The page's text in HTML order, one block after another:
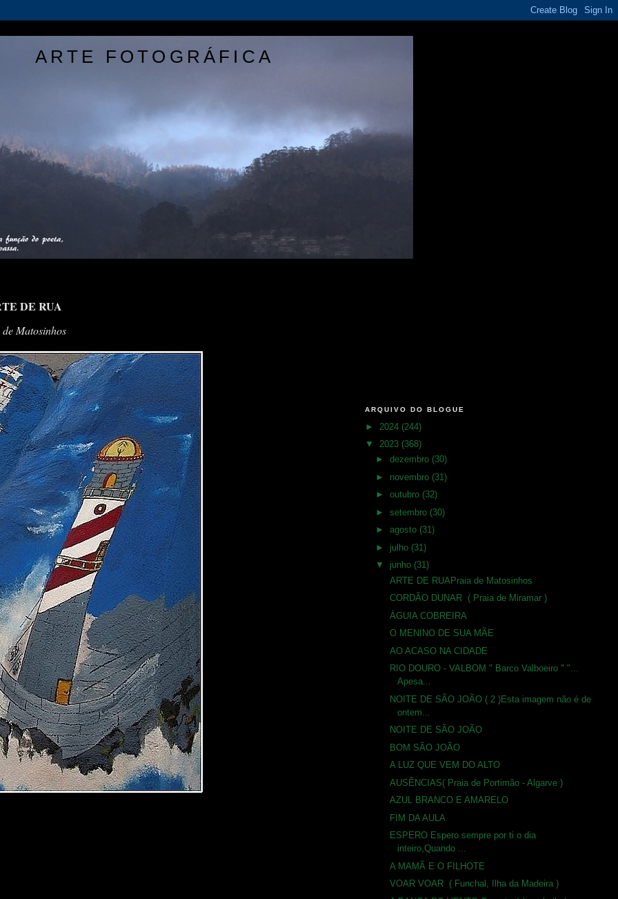
ARTE FOTOGRÁFICA
DE RUA
Matosinhos
ARQUIVO DO BLOGUE
► 2024 (244)
▼ 2023 (368)
►dezembro (30)
► novembro (31)
►outubro (32)
►setembro (30)
►agosto (31)
► julho (31)
▼ junho (31)
ARTE DE RUAPraia de Matosinhos
CORDÃO DUNAR ( Praia de Miramar )
ÁGUIA COBREIRA
O MENINO DE SUA MÃE
AO ACASO NA CIDADE
RIO DOURO - VALBOM " Barco Valboeiro " "...
Apesa...
NOITE DE SÃO JOÃO ( 2 )Esta imagem não é de
ontem...
NOITE DE SÃO JOÃO
BOM SÃO JOÃO
A LUZ QUE VEM DO ALTO
AUSÊNCIAS( Praia de Portimão - Algarve )
AZUL BRANCO E AMARELO
FIM DA AULA
ESPERO Espero sempre por ti o dia
inteiro,Quando ...
A MAMÃ E O FILHOTE
VOAR VOAR ( Funchal, Ilha da Madeira )